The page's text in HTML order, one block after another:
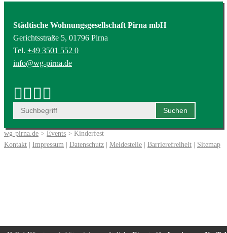
Städtische Wohnungsgesellschaft Pirna mbH
Gerichtsstraße 5, 01796 Pirna
Tel. +49 3501 552 0
info@wg-pirna.de
wg-pirna.de > Events > Kinderfest
Kontakt | Impressum | Datenschutz | Meldestelle | Barrierefreiheit | Sitemap